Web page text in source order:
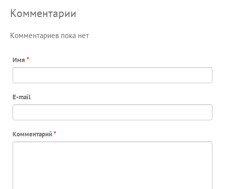
Комментарии
Комментариев пока нет
Имя *
E-mail
Комментарий*